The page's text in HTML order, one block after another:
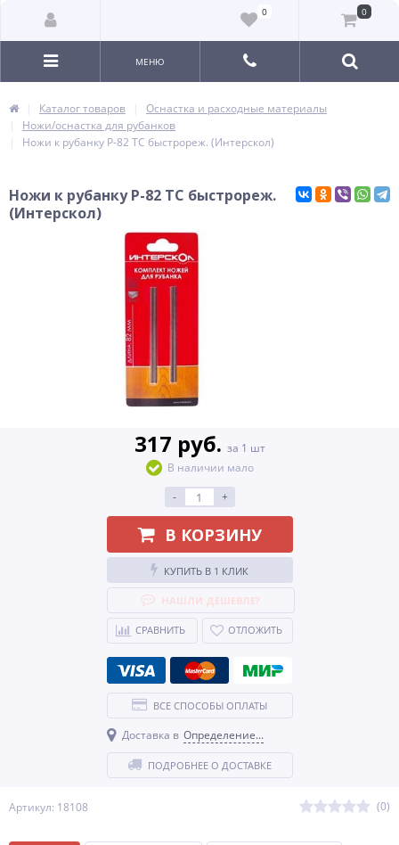
0 0
МЕНЮ
Каталог товаров
Оснастка и расходные материалы
Ножи/оснастка для рубанков
Ножи к рубанку Р-82 ТС быстрореж. (Интерскол)
Ножи к рубанку Р-82 ТС быстрореж.
(Интерскол)
Артикул: 18108 (0)
317 руб. за 1 шт
В наличии мало
-
+
В КОРЗИНУ
КУПИТЬ В 1 КЛИК
НАШЛИ ДЕШЕВЛЕ?
СРАВНИТЬ ОТЛОЖИТЬ
ВСЕ СПОСОБЫ ОПЛАТЫ
Доставка в Определение...
ПОДРОБНЕЕ О ДОСТАВКЕ